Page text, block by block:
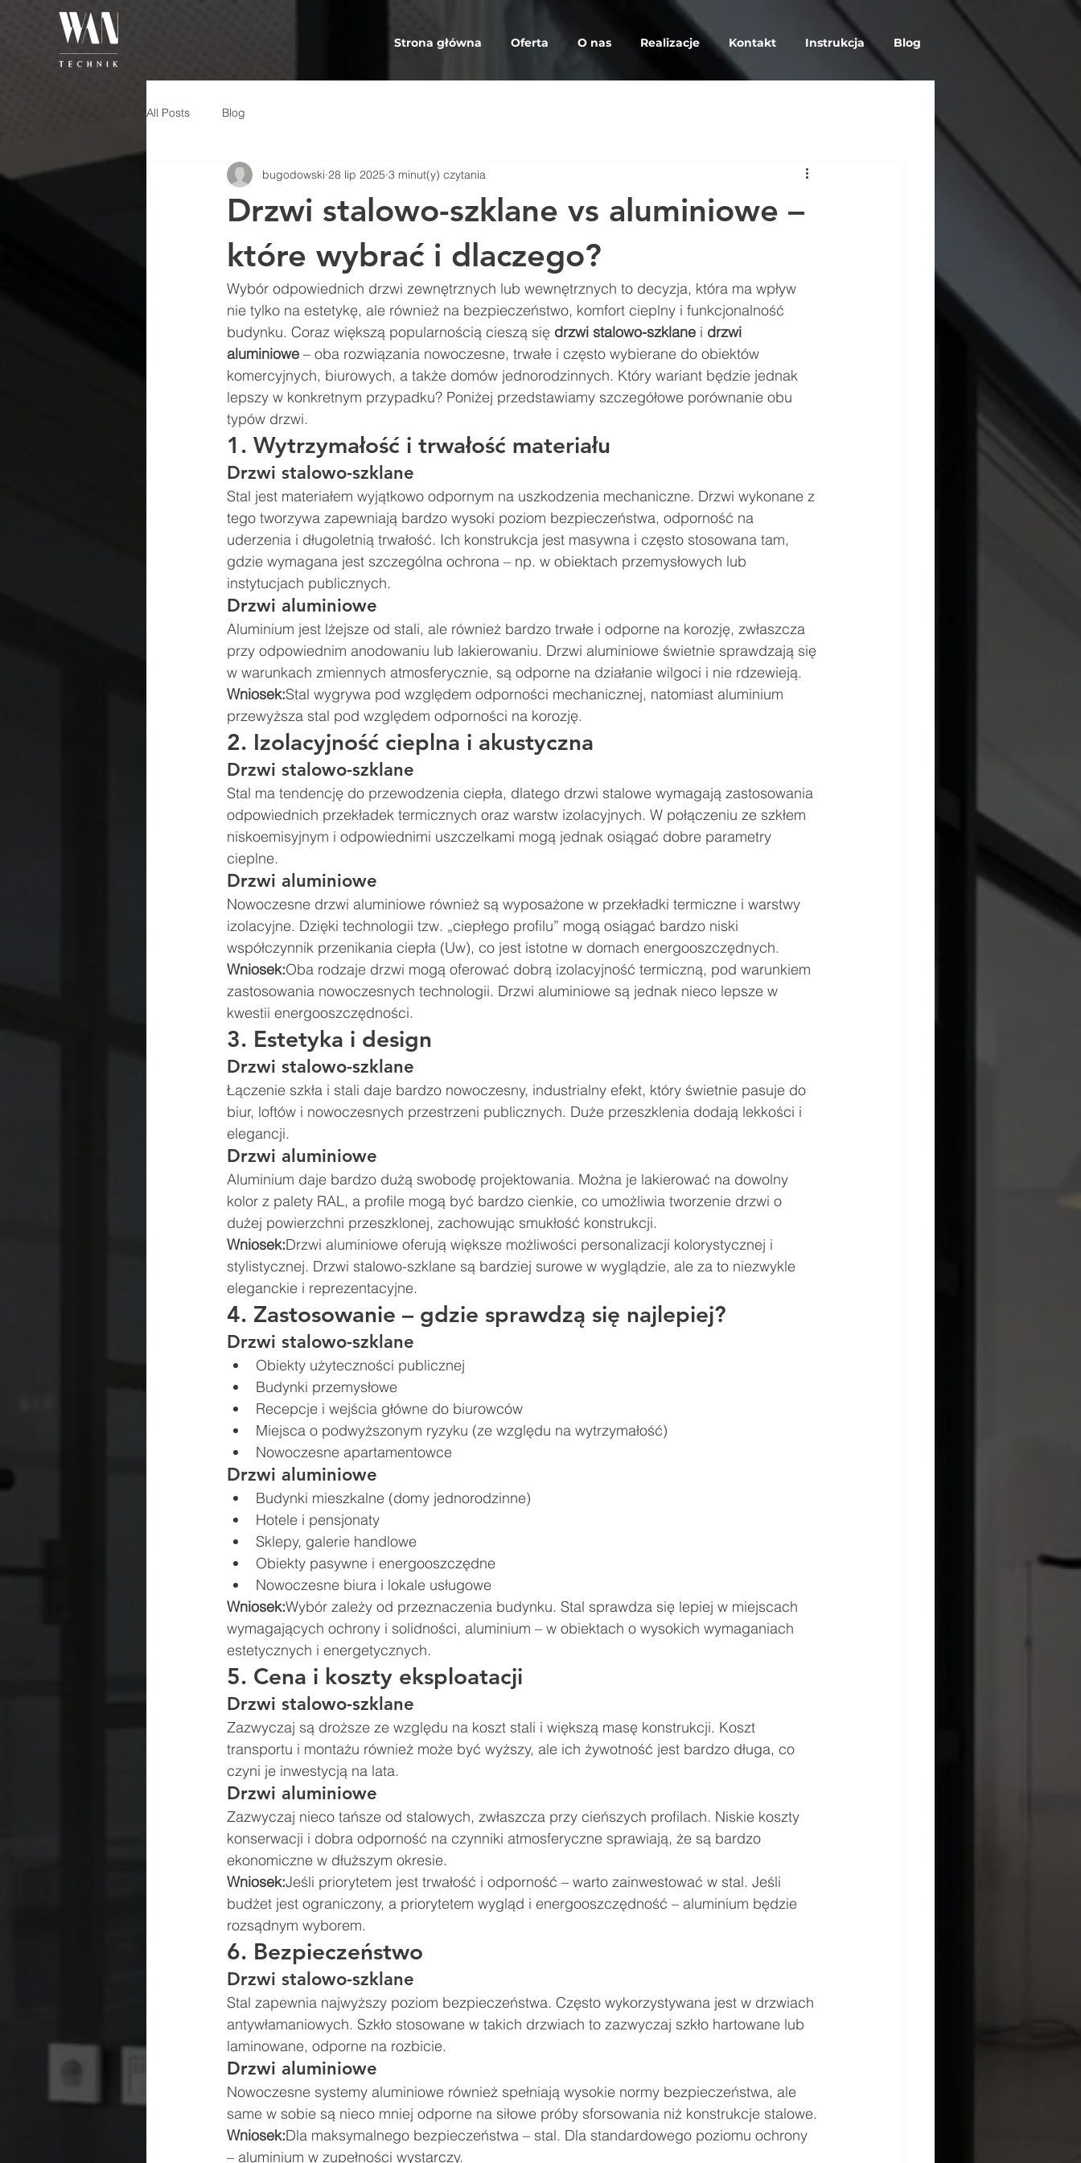
Strona główna Oferta O nas Realizacje Kontakt Instrukcja Blog
All Posts Blog
Drzwi stalowo-szklane vs aluminiowe –
które wybrać i dlaczego?
bugodowski 28 lip 2025 3 minut(y) czytania
Wybór odpowiednich drzwi zewnętrznych lub wewnętrznych to decyzja, która ma wpływ
nie tylko na estetykę, ale również na bezpieczeństwo, komfort cieplny i funkcjonalność
budynku. Coraz większą popularnością cieszą się drzwi stalowo-szklane i drzwi
aluminiowe – oba rozwiązania nowoczesne, trwałe i często wybierane do obiektów
komercyjnych, biurowych, a także domów jednorodzinnych. Który wariant będzie jednak
lepszy w konkretnym przypadku? Poniżej przedstawiamy szczegółowe porównanie obu
typów drzwi.
1. Wytrzymałość i trwałość materiału
Drzwi stalowo-szklane
Stal jest materiałem wyjątkowo odpornym na uszkodzenia mechaniczne. Drzwi wykonane z
tego tworzywa zapewniają bardzo wysoki poziom bezpieczeństwa, odporność na
uderzenia i długoletnią trwałość. Ich konstrukcja jest masywna i często stosowana tam,
gdzie wymagana jest szczególna ochrona – np. w obiektach przemysłowych lub
instytucjach publicznych.
Drzwi aluminiowe
Aluminium jest lżejsze od stali, ale również bardzo trwałe i odporne na korozję, zwłaszcza
przy odpowiednim anodowaniu lub lakierowaniu. Drzwi aluminiowe świetnie sprawdzają się
w warunkach zmiennych atmosferycznie, są odporne na działanie wilgoci i nie rdzewieją.
Wniosek:Stal wygrywa pod względem odporności mechanicznej, natomiast aluminium
przewyższa stal pod względem odporności na korozję.
2. Izolacyjność cieplna i akustyczna
Drzwi stalowo-szklane
Stal ma tendencję do przewodzenia ciepła, dlatego drzwi stalowe wymagają zastosowania
odpowiednich przekładek termicznych oraz warstw izolacyjnych. W połączeniu ze szkłem
niskoemisyjnym i odpowiednimi uszczelkami mogą jednak osiągać dobre parametry
cieplne.
Drzwi aluminiowe
Nowoczesne drzwi aluminiowe również są wyposażone w przekładki termiczne i warstwy
izolacyjne. Dzięki technologii tzw. „ciepłego profilu” mogą osiągać bardzo niski
współczynnik przenikania ciepła (Uw), co jest istotne w domach energooszczędnych.
Wniosek:Oba rodzaje drzwi mogą oferować dobrą izolacyjność termiczną, pod warunkiem
zastosowania nowoczesnych technologii. Drzwi aluminiowe są jednak nieco lepsze w
kwestii energooszczędności.
3. Estetyka i design
Drzwi stalowo-szklane
Łączenie szkła i stali daje bardzo nowoczesny, industrialny efekt, który świetnie pasuje do
biur, loftów i nowoczesnych przestrzeni publicznych. Duże przeszklenia dodają lekkości i
elegancji.
Drzwi aluminiowe
Aluminium daje bardzo dużą swobodę projektowania. Można je lakierować na dowolny
kolor z palety RAL, a profile mogą być bardzo cienkie, co umożliwia tworzenie drzwi o
dużej powierzchni przeszklonej, zachowując smukłość konstrukcji.
Wniosek:Drzwi aluminiowe oferują większe możliwości personalizacji kolorystycznej i
stylistycznej. Drzwi stalowo-szklane są bardziej surowe w wyglądzie, ale za to niezwykle
eleganckie i reprezentacyjne.
4. Zastosowanie – gdzie sprawdzą się najlepiej?
Drzwi stalowo-szklane
Obiekty użyteczności publicznej
Budynki przemysłowe
Recepcje i wejścia główne do biurowców
Miejsca o podwyższonym ryzyku (ze względu na wytrzymałość)
Nowoczesne apartamentowce
Drzwi aluminiowe
Budynki mieszkalne (domy jednorodzinne)
Hotele i pensjonaty
Sklepy, galerie handlowe
Obiekty pasywne i energooszczędne
Nowoczesne biura i lokale usługowe
Wniosek:Wybór zależy od przeznaczenia budynku. Stal sprawdza się lepiej w miejscach
wymagających ochrony i solidności, aluminium – w obiektach o wysokich wymaganiach
estetycznych i energetycznych.
5. Cena i koszty eksploatacji
Drzwi stalowo-szklane
Zazwyczaj są droższe ze względu na koszt stali i większą masę konstrukcji. Koszt
transportu i montażu również może być wyższy, ale ich żywotność jest bardzo długa, co
czyni je inwestycją na lata.
Drzwi aluminiowe
Zazwyczaj nieco tańsze od stalowych, zwłaszcza przy cieńszych profilach. Niskie koszty
konserwacji i dobra odporność na czynniki atmosferyczne sprawiają, że są bardzo
ekonomiczne w dłuższym okresie.
Wniosek:Jeśli priorytetem jest trwałość i odporność – warto zainwestować w stal. Jeśli
budżet jest ograniczony, a priorytetem wygląd i energooszczędność – aluminium będzie
rozsądnym wyborem.
6. Bezpieczeństwo
Drzwi stalowo-szklane
Stal zapewnia najwyższy poziom bezpieczeństwa. Często wykorzystywana jest w drzwiach
antywłamaniowych. Szkło stosowane w takich drzwiach to zazwyczaj szkło hartowane lub
laminowane, odporne na rozbicie.
Drzwi aluminiowe
Nowoczesne systemy aluminiowe również spełniają wysokie normy bezpieczeństwa, ale
same w sobie są nieco mniej odporne na siłowe próby sforsowania niż konstrukcje stalowe.
Wniosek:Dla maksymalnego bezpieczeństwa – stal. Dla standardowego poziomu ochrony
– aluminium w zupełności wystarczy.